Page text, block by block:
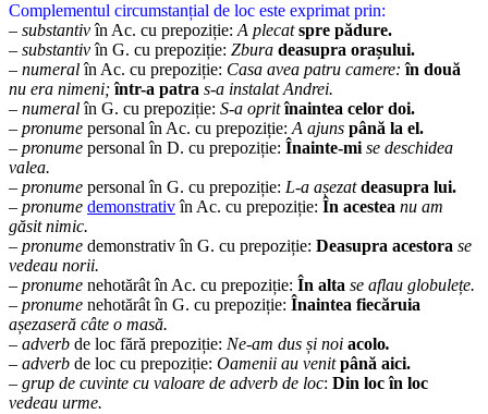
Complementul circumstanțial de loc este exprimat prin:
– substantivîn Ac. cu prepoziție: A plecatspre pădure.
– substantivîn G. cu prepoziție: Zbura deasupra orașului.
– numeralîn Ac. cu prepoziție: Casa avea patru camere:în două
nu era nimeni;într-a patra s-a instalat Andrei.
– numeralîn G. cu prepoziție: S-a opritînaintea celor doi.
– pronume personal în Ac. cu prepoziție: A ajuns până la el.
– pronume personal în D. cu prepoziție: Înainte-mi se deschidea
valea.
– pronume personal în G. cu prepoziție: L-a așezatdeasupra lui.
– pronume demonstrativîn Ac. cu prepoziție: În acestea nu am
găsit nimic.
– pronume demonstrativ în G. cu prepoziție: Deasupra acestora se
vedeau norii.
– pronume nehotărât în Ac. cu prepoziție: În alta se aflau globulețe.
– pronume nehotărât în G. cu prepoziție: Înaintea fiecăruia
așezaseră câte o masă.
– adverb de loc fără prepoziție: Ne-am dus și noi acolo.
– adverb de loc cu prepoziție: Oamenii au venitpână aici.
– grup de cuvinte cu valoare de adverb de loc: Din loc în loc
vedeau urme.